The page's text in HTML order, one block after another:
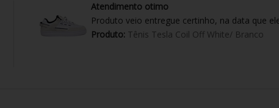
Atendimento otimo
Produto veio entregue certinho, na data que
Produto: Tênis Tesla Coil Off White/ Branco